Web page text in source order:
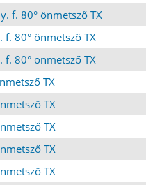
f. 80° önmetsző TX
80° önmetsző TX
80° önmetsző TX
TX
TX
TX
TX
TX